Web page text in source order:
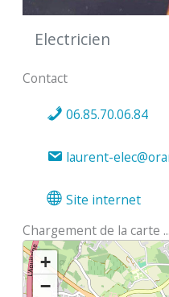
Electricien
Contact
06.85.70.06.84
laurent-
Site internet
Chargement de la carte ...
+
−